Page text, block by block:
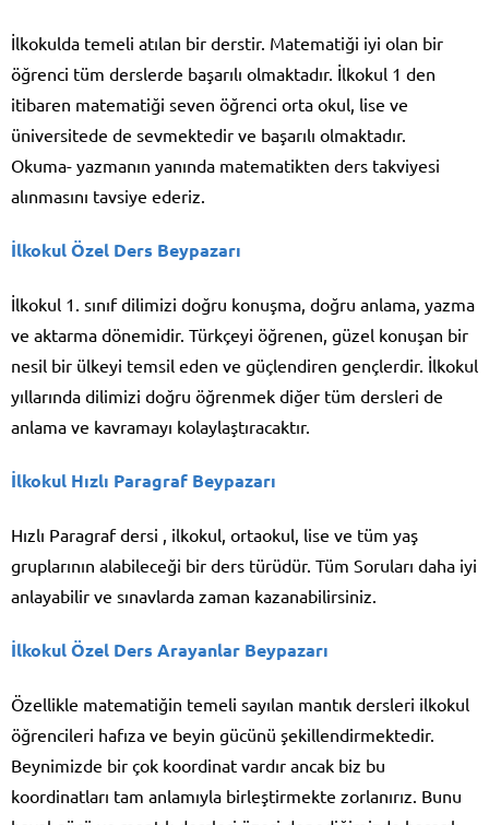
İlkokulda temeli atılan bir derstir. Matematiği iyi olan bir
öğrenci tüm derslerde başarılı olmaktadır. İlkokul 1 den
itibaren matematiği seven öğrenci orta okul, lise ve
üniversitede de sevmektedir ve başarılı olmaktadır.
Okuma- yazmanın yanında matematikten ders takviyesi
alınmasını tavsiye ederiz.
İlkokul Özel Ders Beypazarı
İlkokul 1. sınıf dilimizi doğru konuşma, doğru anlama, yazma
ve aktarma dönemidir. Türkçeyi öğrenen, güzel konuşan bir
nesil bir ülkeyi temsil eden ve güçlendiren gençlerdir. İlkokul
yıllarında dilimizi doğru öğrenmek diğer tüm dersleri de
anlama ve kavramayı kolaylaştıracaktır.
İlkokul Hızlı Paragraf Beypazarı
Hızlı Paragraf dersi , ilkokul, ortaokul, lise ve tüm yaş
gruplarının alabileceği bir ders türüdür. Tüm Soruları daha iyi
anlayabilir ve sınavlarda zaman kazanabilirsiniz.
İlkokul Özel Ders Arayanlar Beypazarı
Özellikle matematiğin temeli sayılan mantık dersleri ilkokul
öğrencileri hafıza ve beyin gücünü şekillendirmektedir.
Beynimizde bir çok koordinat vardır ancak biz bu
koordinatları tam anlamıyla birleştirmekte zorlanırız. Bunu